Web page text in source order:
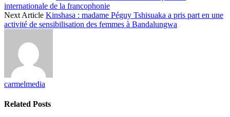
internationale de la francophonie
Next Article Kinshasa : madame Péguy Tshisuaka a pris part en une
activité de sensibilisation des femmes à Bandalungwa
carmelmedia
Related Posts